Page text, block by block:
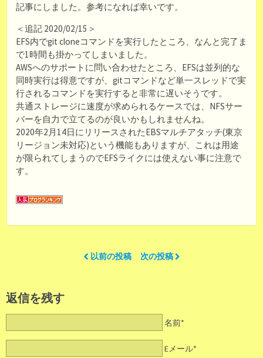
記事にしました。参考になれば幸いです。
＜追記 2020/02/15＞
EFS内でgit cloneコマンドを実行したところ、なんと完了ま
で1時間も掛かってしまいました。
AWSへのサポートに問い合わせたところ、EFSは並列的な
同時実行は得意ですが、gitコマンドなど単一スレッドで実
行されるコマンドを実行すると非常に遅いそうです。
共通ストレージに速度が求められるケースでは、NFSサー
バーを自力で立てるのが良いかもしれませんね。
2020年2月14日にリリースされたEBSマルチアタッチ(東京
リージョン未対応)という機能もありますが、これは用途
が限られてしまうのでEFSライクには使えない事に注意で
す。
以前の投稿 次の投稿
返信を残す
名前*
Eメール*